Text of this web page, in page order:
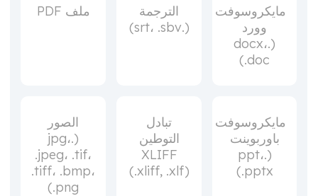
مايكروسوفت
وورد
(.docx،
.doc)
الترجمة
(.srt، .sbv)
ملف PDF
مايكروسوفت
باوربوينت
(.ppt،
.pptx)
تبادل
التوطين
XLIFF
(.xliff, .xlf)
الصور
(.jpg،
.jpeg، .tif،
.tiff، .bmp،
.png)